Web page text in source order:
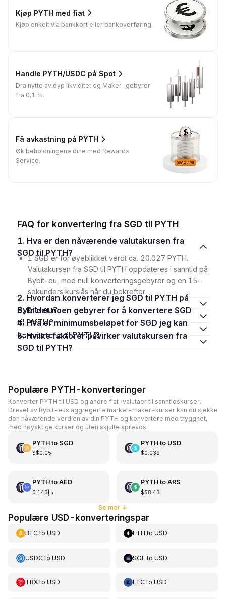
Kjøp PYTH med fiat
Kjøp enkelt via bankkort eller bankoverføring.
Handle PYTH/USDC på Spot
Dra nytte av dyp likviditet og Maker-gebyrer
fra 0,1 %.
Få avkastning på PYTH
Øk beholdningene dine med Rewards
Service.
FAQ for konvertering fra SGD til PYTH
1. Hva er den nåværende valutakursen fra
SGD til PYTH?
1 SGD er for øyeblikket verdt ca. 20.027 PYTH.
Valutakursen fra SGD til PYTH oppdateres i sanntid på
Bybit-eu, med null konverteringsgebyrer og en 15-
sekunders kurslås når du bekrefter.
2. Hvordan konverterer jeg SGD til PYTH på
Bybit-eu?
3. Er det noen gebyrer for å konvertere SGD
til PYTH?
4. Hva er minimumsbeløpet for SGD jeg kan
konvertere til PYTH?
5. Hvilke faktorer påvirker valutakursen fra
SGD til PYTH?
Populære PYTH-konverteringer
Konverter PYTH til USD og andre fiat-valutaer til sanntidskurser.
Drevet av Bybit-eus aggregerte market-maker-kurser kan du sjekke
den nåværende verdien av din PYTH og konvertere med trygghet,
med nøyaktige kurser og uten skjulte spreads.
PYTHto SGD
S$0.05
PYTHto USD
$0.039
PYTHto AED
د.إ0.143
PYTHto ARS
$58.43
Se mer ↓
Populære USD-konverteringspar
BTCto USD ETH toUSD
USDCto USD SOL toUSD
TRXto USD LTCtoUSD